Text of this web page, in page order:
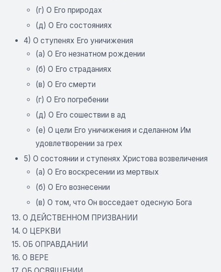
(г) О Его природах
(д) О Его состояниях
4) О ступенях Его уничижения
(а) О Его незнатном рождении
(б) О Его страданиях
(в) О Его смерти
(г) О Его погребении
(д) О Его сошествии в ад
(е) О цели Его уничижения и сделанном Им
удовлетворении за грех
5) О состоянии и ступенях Христова возвеличения
(а) О Его воскресении из мертвых
(б) О Его вознесении
(в) О том, что Он восседает одесную Бога
13. О ДЕЙСТВЕННОМ ПРИЗВАНИИ
14. О ЦЕРКВИ
15. ОБ ОПРАВДАНИИ
16. О ВЕРЕ